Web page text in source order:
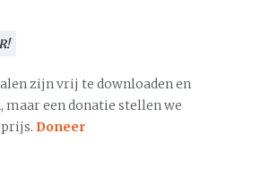
zijn vrij te downloaden en
maar een donatie stellen we
Doneer